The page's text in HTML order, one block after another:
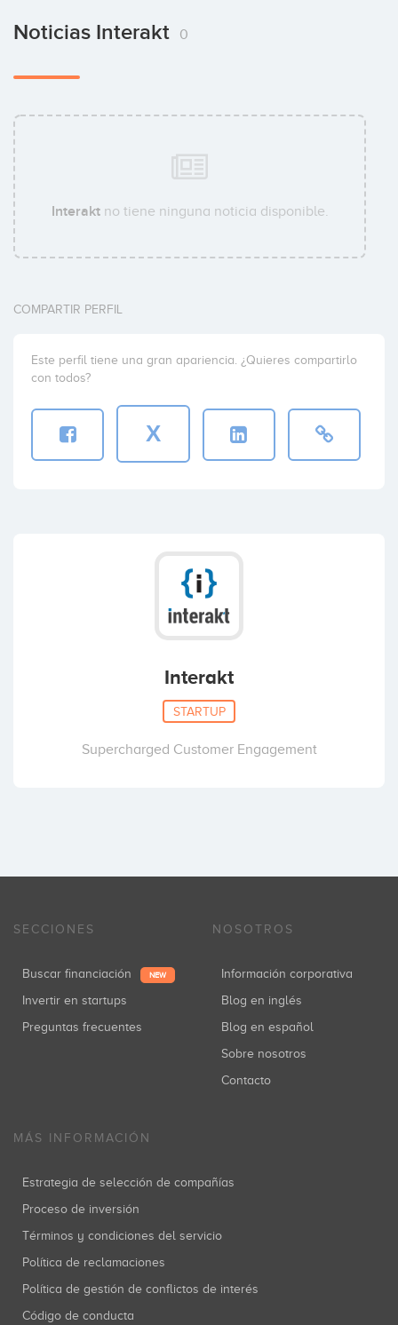
Noticias Interakt 0
Interaktno tiene ninguna noticia disponible.
COMPARTIR PERFIL
Este perfil tiene una gran apariencia. ¿Quieres compartirlo
con todos?
X
Interakt
STARTUP
Supercharged Customer Engagement
SECCIONES
Buscar financiación NEW
Invertir en startups
Preguntas frecuentes
NOSOTROS
Información corporativa
Blog en inglés
Blog en español
Sobre nosotros
Contacto
MÁS INFORMACIÓN
Estrategia de selección de compañías
Proceso de inversión
Términos y condiciones del servicio
Política de reclamaciones
Política de gestión de conflictos de interés
Código de conducta